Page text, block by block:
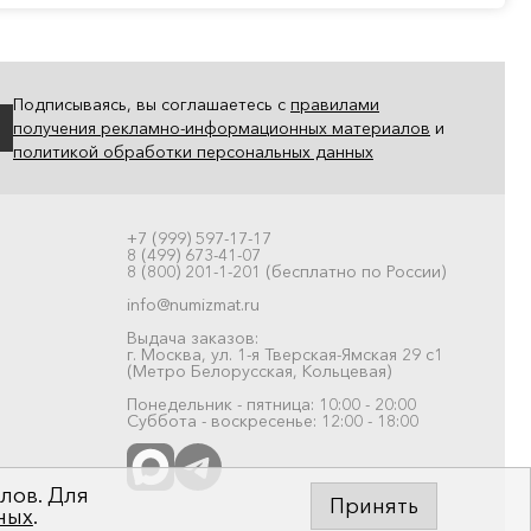
Подписываясь, вы соглашаетесь с правилами
получения рекламно-информационных материалов и
политикой обработки персональных данных
+7 (999) 597-17-17
8 (499) 673-41-07
8 (800) 201-1-201 (бесплатно по России)
info@numizmat.ru
Выдача заказов:
г. Москва, ул. 1-я Тверская-Ямская 29 с1
(Метро Белорусская, Кольцевая)
Понедельник - пятница: 10:00 - 20:00
Суббота - воскресенье: 12:00 - 18:00
Для
. Принять